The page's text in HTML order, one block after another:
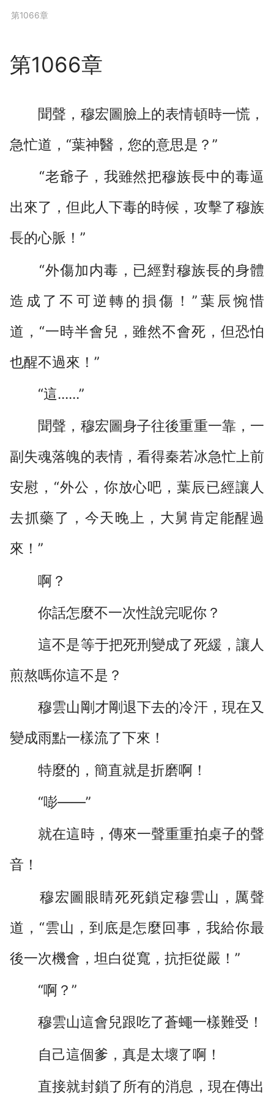
第1066章
聞聲，穆宏圖臉上的表情頓時一慌，
急忙道，“葉神醫，您的意思是？”
“老爺子，我雖然把穆族長中的毒逼
出來了，但此人下毒的時候，攻擊了穆族
長的心脈！”
“外傷加内毒，已經對穆族長的身體
造成了不可逆轉的損傷！”葉辰惋惜
道，“一時半會兒，雖然不會死，但恐怕
也醒不過來！”
“這......”
聞聲，穆宏圖身子往後重重一靠，一
副失魂落魄的表情，看得秦若冰急忙上前
安慰，“外公，你放心吧，葉辰已經讓人
去抓藥了，今天晚上，大舅肯定能醒過
來！”
啊？
你話怎麼不一次性說完呢你？
這不是等于把死刑變成了死緩，讓人
煎熬嗎你這不是？
穆雲山剛才剛退下去的冷汗，現在又
變成雨點一樣流了下來！
特麼的，簡直就是折磨啊！
“嘭――”
就在這時，傳來一聲重重拍桌子的聲
音！
穆宏圖眼睛死死鎖定穆雲山，厲聲
道，“雲山，到底是怎麼回事，我給你最
後一次機會，坦白從寬，抗拒從嚴！”
“啊？”
穆雲山這會兒跟吃了蒼蠅一樣難受！
自己這個爹，真是太壞了啊！
直接就封鎖了所有的消息，現在傳出
第1066章